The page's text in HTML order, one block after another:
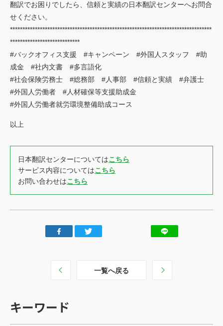
翻訳でお困りでしたら、信頼と実績の日本翻訳センターへお問合
せください。
*********************************************************************************
****************************
#バックオフィス支援 #キャンペーン #外国人スタッフ #助
成金 #社内文書 #多言語化
#社会保険労務士 #総務部 #人事部 #信頼と実績 #弁護士
#外国人労働者 #人材確保等支援助成金
#外国人労働者就労環境整備助成コース
以上
日本翻訳センターについてはこちら
サービス内容についてはこちら
お問い合わせはこちら
一覧へ戻る
キーワード